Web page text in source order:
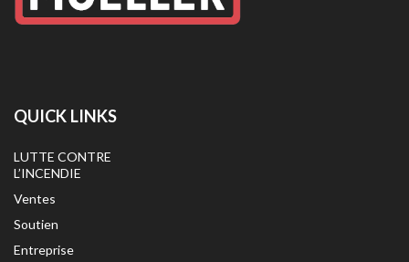
QUICK LINKS
LUTTE CONTRE
L’INCENDIE
Ventes
Soutien
Entreprise